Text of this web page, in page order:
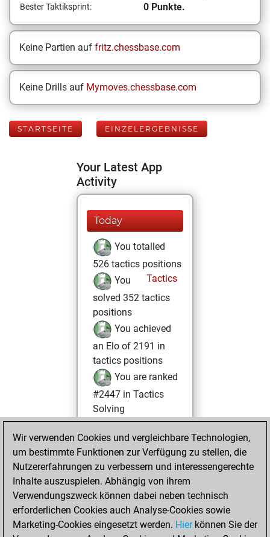
Bester Taktiksprint: 0 Punkte.
Keine Partien auf fritz.chessbase.com
Keine Drills auf Mymoves.chessbase.com
STARTSEITE EINZELERGEBNISSE
Your Latest App
Activity
Today
You totalled
526 tactics positions
Tactics
You
solved 352 tactics
positions
You achieved
an Elo of 2191 in
tactics positions
You are ranked
#2447 in Tactics
Solving
You played 2
bullet games
Play
You scored +1
=0 -1 in bullet
Samstag, August
1, 2026
Wir verwenden Cookies und vergleichbare Technologien,
um bestimmte Funktionen zur Verfügung zu stellen, die
Nutzererfahrungen zu verbessern und interessengerechte
Inhalte auszuspielen. Abhängig von ihrem
Verwendungszweck können dabei neben technisch
erforderlichen Cookies auch Analyse-Cookies sowie
Marketing-Cookies eingesetzt werden. Hierkönnen Sie der